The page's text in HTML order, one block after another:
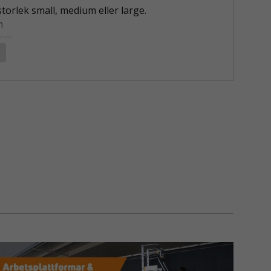
small, medium eller large.